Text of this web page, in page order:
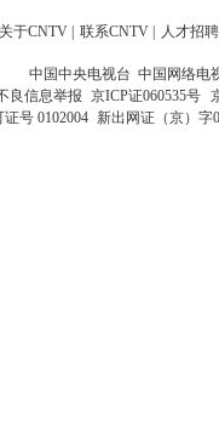
关于CNTV 联系CNTV 人才招聘
中国中央电视台 中国网络电
良信息举报 京ICP证060535号
号 0102004 新出网证（京）